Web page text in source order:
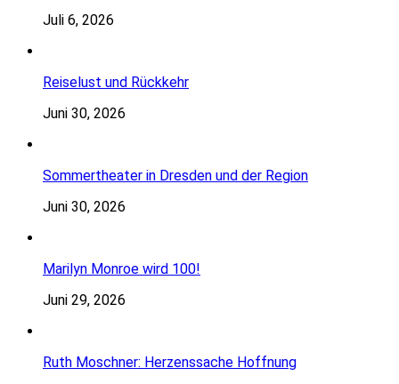
Juli 6, 2026
Reiselust und Rückkehr
Juni 30, 2026
Sommertheater in Dresden und der Region
Juni 30, 2026
Marilyn Monroe wird 100!
Juni 29, 2026
Ruth Moschner: Herzenssache Hoffnung